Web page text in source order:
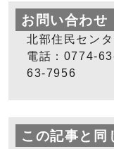
お問い合わせ
北部住民センタ
電話：0774-
63-7956
この記事と同